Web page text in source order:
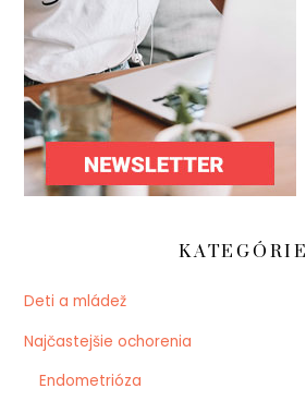
KATEGÓRIE
Deti a mládež
Najčastejšie ochorenia
Endometrióza